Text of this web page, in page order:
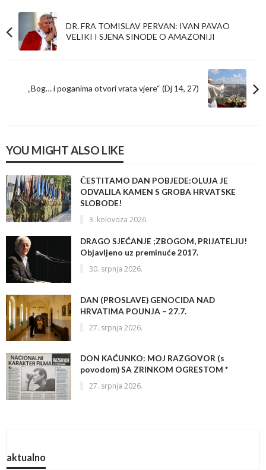
DR. FRA TOMISLAV PERVAN: IVAN PAVAO
VELIKI I SJENA SINODE O AMAZONIJI
„Bog… i poganima otvori vrata vjere“ (Dj 14, 27)
YOU MIGHT ALSO LIKE
ČESTITAMO DAN POBJEDE:OLUJA JE
ODVALILA KAMEN S GROBA HRVATSKE
SLOBODE!
3. kolovoza 2026.
DRAGO SJEĆANJE ;ZBOGOM, PRIJATELJU!
Objavljeno uz preminuće 2017.
30. srpnja 2026.
DAN (PROSLAVE) GENOCIDA NAD
HRVATIMA POUNJA – 27.7.
27. srpnja 2026.
DON KAĆUNKO: MOJ RAZGOVOR (s
povodom) SA ZRINKOM OGRESTOM *
27. srpnja 2026.
aktualno